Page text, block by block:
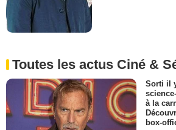
Toutes les actus Ciné &
Sorti il
à la
box-